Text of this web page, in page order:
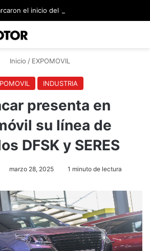
Inicio / EXPOMOVIL
INDUSTRIA
presenta en
su línea de
DFSK y SERES
marzo 28, 2025 1 minuto de lectura